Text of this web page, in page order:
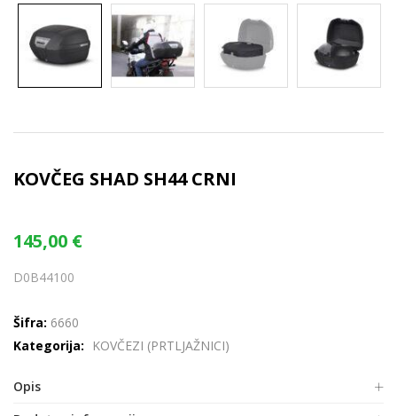
KOVČEG SHAD SH44 CRNI
145,00 €
D0B44100
Šifra: 6660
Kategorija:
KOVČEZI (PRTLJAŽNICI)
Opis